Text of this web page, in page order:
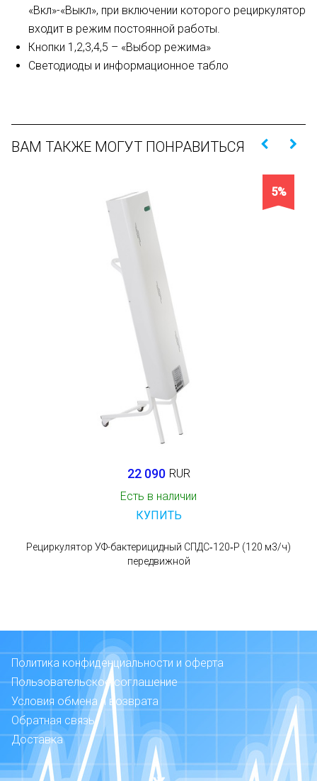
«Вкл»-«Выкл», при включении которого рециркулятор
входит в режим постоянной работы.
Кнопки 1,2,3,4,5 – «Выбор режима»
Светодиоды и информационное табло
ВАМ ТАКЖЕ МОГУТ ПОНРАВИТЬСЯ
5%
22 090 RUR
Есть в наличии
КУПИТЬ
Рециркулятор УФ-бактерицидный СПДС‑120‑Р (120 м3/ч)
передвижной
Политика конфиденциальности и оферта
Пользовательское соглашение
Условия обмена и возврата
Обратная связь
Доставка